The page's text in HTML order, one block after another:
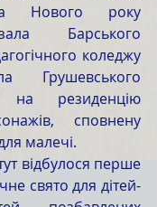
Нового року
Барського
коледжу
Грушевського
на резиденцію
сповнену
малечі.
відбулося перше
свято для дітей-